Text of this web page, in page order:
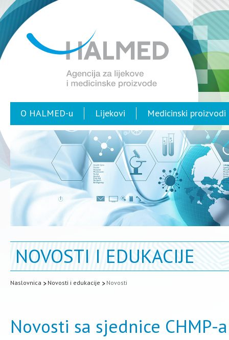
O HALMED-u Lijekovi Medicinski proizvodi
NOVOSTI I EDUKACIJE
Naslovnica Novosti i edukacije Novosti
Novosti sa sjednice